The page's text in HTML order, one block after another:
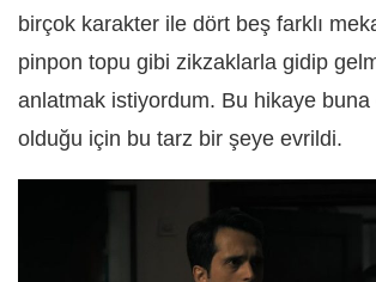
birçok karakter ile dört beş farklı
pinpon topu gibi zikzaklarla gidip
anlatmak istiyordum. Bu hikaye buna
olduğu için bu tarz bir şeye evrildi.